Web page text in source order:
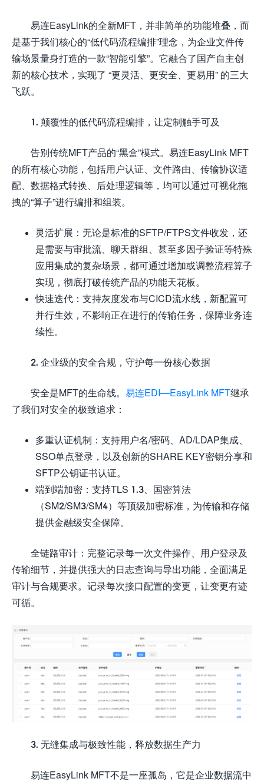
易连EasyLink的全新MFT，并非简单的功能堆叠，而
是基于我们核心的“低代码流程编排”理念，为企业文件传
输场景量身打造的一款“智能引擎”。它融合了国产自主创
新的核心技术，实现了 “更灵活、更安全、更易用” 的三大
飞跃。
1. 颠覆性的低代码流程编排，让定制触手可及
告别传统MFT产品的“黑盒”模式。易连EasyLink MFT
的所有核心功能，包括用户认证、文件路由、传输协议适
配、数据格式转换、后处理逻辑等，均可以通过可视化拖
拽的“算子”进行编排和组装。
灵活扩展：无论是标准的SFTP/FTPS文件收发，还
是需要与审批流、聊天群组、甚至多因子验证等特殊
应用集成的复杂场景，都可通过增加或调整流程算子
实现，彻底打破传统产品的功能天花板。
快速迭代：支持灰度发布与CICD流水线，新配置可
并行生效，不影响正在进行的传输任务，保障业务连
续性。
2. 企业级的安全合规，守护每一份核心数据
安全是MFT的生命线。 易连EDI—EasyLink MFT继承
了我们对安全的极致追求：
多重认证机制：支持用户名/密码、AD/LDAP集成、
SSO单点登录，以及创新的SHARE KEY密钥分享和
SFTP公钥证书认证。
端到端加密：支持TLS 1.3、国密算法
（SM2/SM3/SM4）等顶级加密标准，为传输和存储
提供金融级安全保障。
全链路审计：完整记录每一次文件操作、用户登录及
传输细节，并提供强大的日志查询与导出功能，全面满足
审计与合规要求。记录每次接口配置的变更，让变更有迹
可循。
3. 无缝集成与极致性能，释放数据生产力
易连EasyLink MFT不是一座孤岛，它是企业数据流中